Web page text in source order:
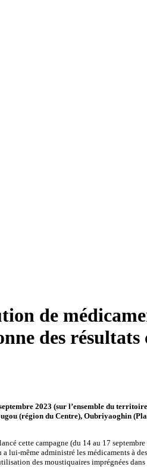
de
des résultats
2023 (sur l’ensemble du
(région du Centre), Oubriyaoghin
cette campagne (du 14 au 17
même administré les médicaments à
des moustiquaires imprégnées